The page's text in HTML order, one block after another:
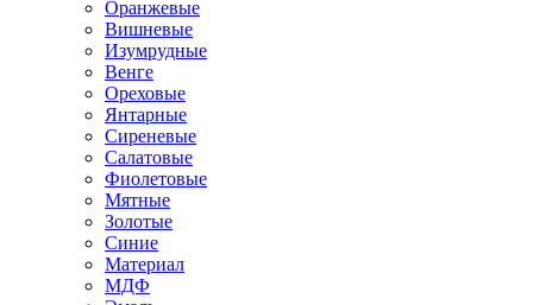
Оранжевые
Вишневые
Изумрудные
Венге
Ореховые
Янтарные
Сиреневые
Салатовые
Фиолетовые
Мятные
Золотые
Синие
Материал
МДФ